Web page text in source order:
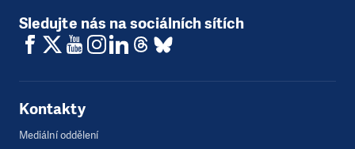
Sledujte nás na sociálních sítích
Kontakty
Mediální oddělení